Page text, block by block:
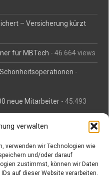
verwalten
verwenden wir Technologien wie
und/oder darauf
zustimmst, können wir Daten
auf dieser Website verarbeiten.
– Versicherung kürzt
für MBTech - 46.664 views
-
neue Mitarbeiter - 45.493
- 44.716 views
Silvesterraketen